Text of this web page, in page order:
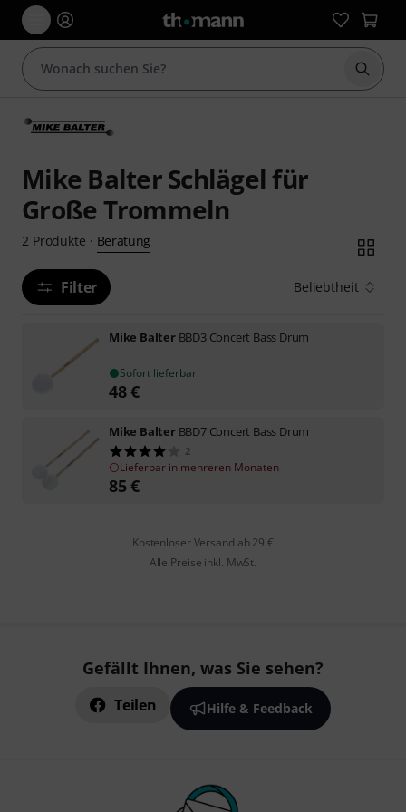
Suche
Mike Balter Schlägel für
Große Trommeln
2 Produkte · Beratung
Filter Beliebtheit
Mike Balter BBD3 Concert Bass Drum
Sofort lieferbar
48€
Mike Balter BBD7 Concert Bass Drum
2
Lieferbar in mehreren Monaten
85€
Kostenloser Versand ab 29 €
Alle Preise inkl. MwSt.
Gefällt Ihnen, was Sie sehen?
Teilen Hilfe & Feedback